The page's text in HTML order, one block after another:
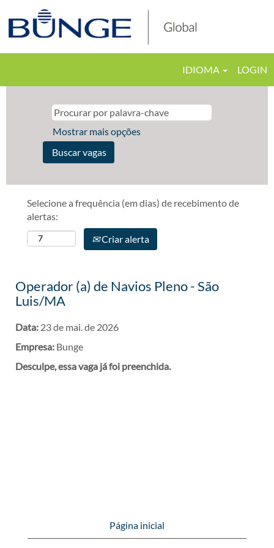
IDIOMA LOGIN
Mostrar mais opções
Selecione a frequência (em dias) de recebimento de
alertas:
Criar alerta
Operador (a) de Navios Pleno - São
Luis/MA
Data: 23 de mai. de 2026
Empresa: Bunge
Desculpe, essa vaga já foi preenchida.
Página inicial